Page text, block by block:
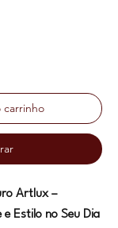
carrinho
Artlux –
Estilo no Seu Dia